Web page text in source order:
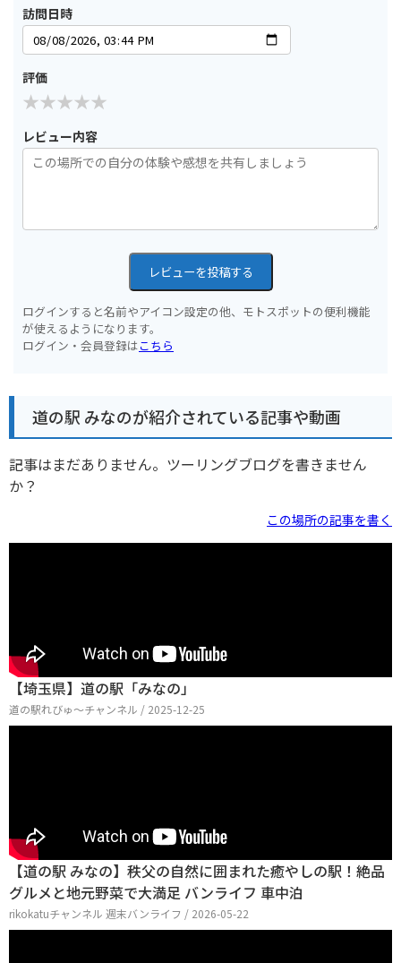
訪問日時
評価
レビュー内容
レビューを投稿する
ログインすると名前やアイコン設定の他、モトスポットの便利機能
が使えるようになります。
ログイン・会員登録はこちら
道の駅 みなのが紹介されている記事や動画
記事はまだありません。ツーリングブログを書きません
か？
この場所の記事を書く
【埼玉県】道の駅「みなの」
道の駅れびゅ〜チャンネル / 2025-12-25
【道の駅 みなの】秩父の自然に囲まれた癒やしの駅！絶品
グルメと地元野菜で大満足 バンライフ 車中泊
rikokatuチャンネル 週末バンライフ / 2026-05-22